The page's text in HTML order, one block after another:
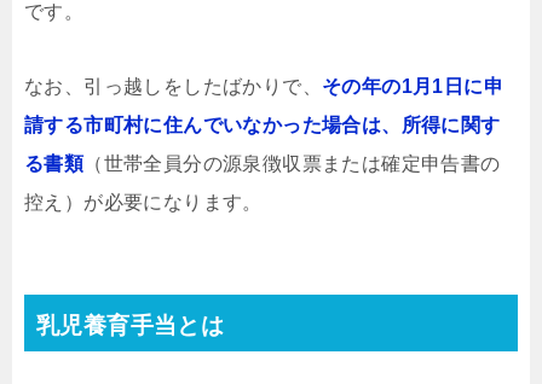
です。
なお、引っ越しをしたばかりで、 その年の1月1日に申
請する市町村に住んでいなかった場合は、所得に関す
る書類（世帯全員分の源泉徴収票または確定申告書の
控え）が必要になります。
乳児養育手当とは